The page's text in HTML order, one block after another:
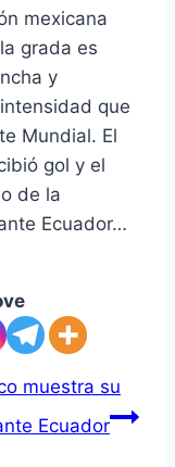
mexicana
grada es
y
que
Mundial. El
gol y el
de la
Ecuador…
muestra su
Ecuador